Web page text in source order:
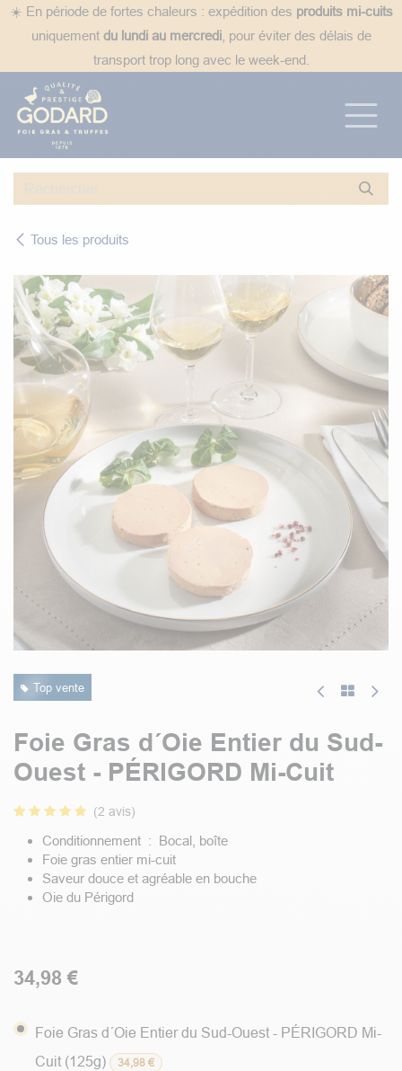
Se rendre au contenu
☀️ En période de fortes chaleurs : expédition des produits mi-cuits
uniquement du lundi au mercredi, pour éviter des délais de
transport trop long avec le week-end.
Tous les produits
Top vente
Foie Gras d´Oie Entier du Sud-
Ouest - PÉRIGORD Mi-Cuit
(2 avis)
Conditionnement : Bocal, boîte
Foie gras entier mi-cuit
Saveur douce et agréable en bouche
Oie du Périgord
34,98 €
Foie Gras d´Oie Entier du Sud-Ouest - PÉRIGORD Mi-
Cuit (125g)
34,98€